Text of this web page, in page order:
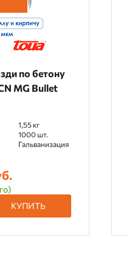
по бетону
MG Bullet
1,55 кг
1000 шт.
Гальванизация
КУПИТЬ